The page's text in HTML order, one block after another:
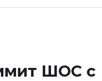
ШОС с